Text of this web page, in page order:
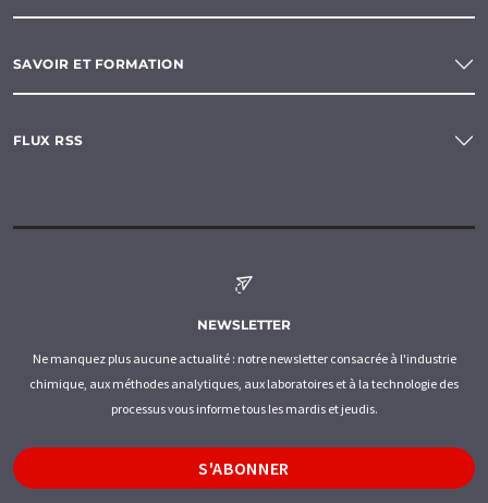
SAVOIR ET FORMATION
FLUX RSS
NEWSLETTER
Ne manquez plus aucune actualité : notre newsletter consacrée à l'industrie
chimique, aux méthodes analytiques, aux laboratoires et à la technologie des
processus vous informe tous les mardis et jeudis.
S'ABONNER